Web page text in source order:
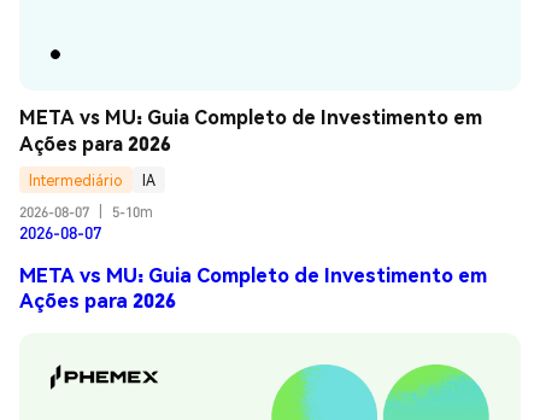
META vs MU: Guia Completo de Investimento em
Ações para 2026
Intermediário
IA
2026-08-07
5-10m
2026-08-07
META vs MU: Guia Completo de Investimento em
Ações para 2026